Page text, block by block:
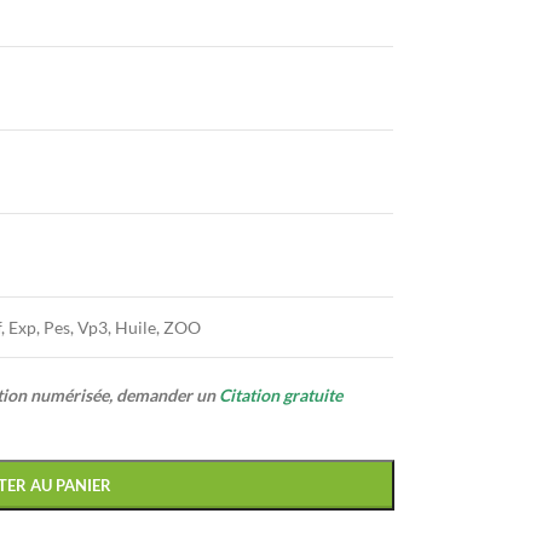
Exp, Pes, Vp3, Huile, ZOO
numérisée, demander unCitation gratuite
AU PANIER